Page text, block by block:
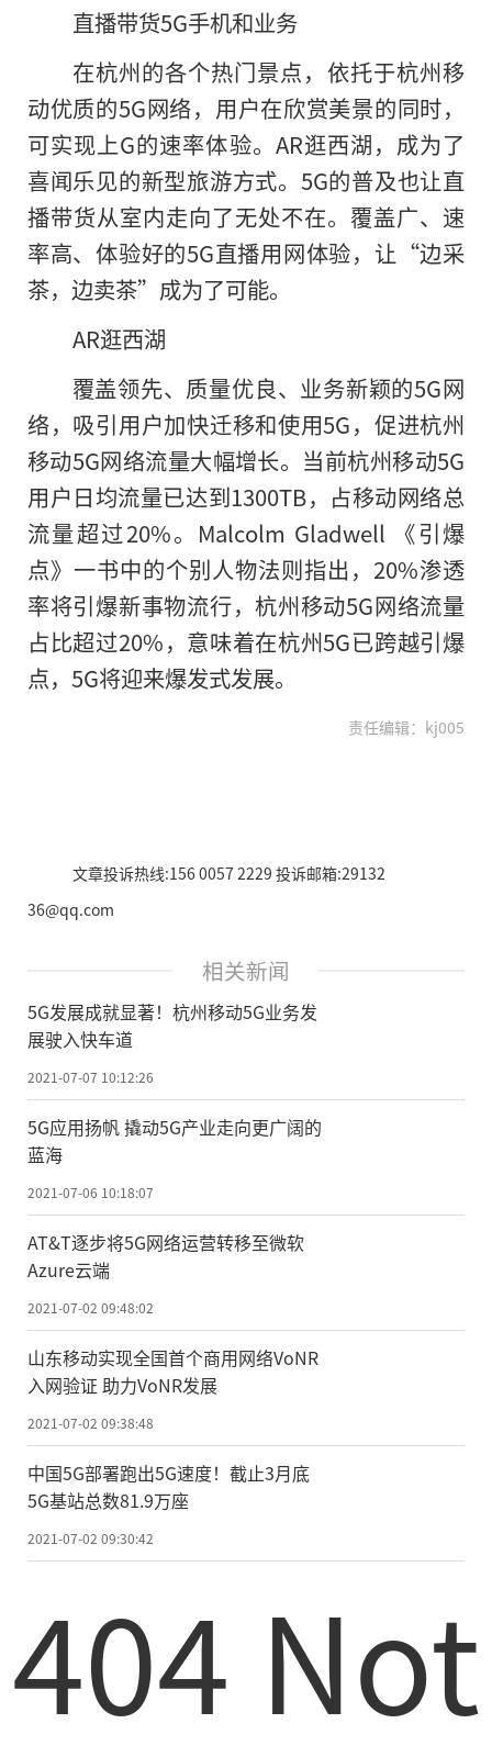
直播带货5G手机和业务
在杭州的各个热门景点，依托于杭州移
动优质的5G网络，用户在欣赏美景的同时，
可实现上G的速率体验。AR逛西湖，成为了
喜闻乐见的新型旅游方式。5G的普及也让直
播带货从室内走向了无处不在。覆盖广、速
率高、体验好的5G直播用网体验，让“边采
茶，边卖茶”成为了可能。
AR逛西湖
覆盖领先、质量优良、业务新颖的5G网
络，吸引用户加快迁移和使用5G，促进杭州
移动5G网络流量大幅增长。当前杭州移动5G
用户日均流量已达到1300TB，占移动网络总
流量超过20%。Malcolm Gladwell 《引爆
点》一书中的个别人物法则指出，20%渗透
率将引爆新事物流行，杭州移动5G网络流量
占比超过20%，意味着在杭州5G已跨越引爆
点，5G将迎来爆发式发展。
责任编辑：kj005
文章投诉热线:156 0057 2229 投诉邮箱:29132
36@qq.com
相关新闻
5G发展成就显著！杭州移动5G业务发
展驶入快车道
2021-07-07 10:12:26
5G应用扬帆 撬动5G产业走向更广阔的
蓝海
2021-07-06 10:18:07
AT&T逐步将5G网络运营转移至微软
Azure云端
2021-07-02 09:48:02
山东移动实现全国首个商用网络VoNR
入网验证 助力VoNR发展
2021-07-02 09:38:48
中国5G部署跑出5G速度！截止3月底
5G基站总数81.9万座
2021-07-02 09:30:42
404 Not